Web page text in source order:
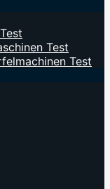
Test
Test